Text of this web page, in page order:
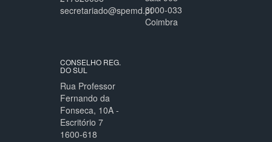
secretariado@spemd.pt3000-033
Coimbra
CONSELHO REG.
DO SUL
Rua Professor
Fernando da
Fonseca, 10A -
Escritório 7
1600-618